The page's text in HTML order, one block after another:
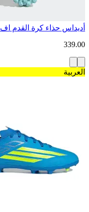
أديداس حذاء كرة القدم اف 50 ميسي كلوب ترف
339.00
العربية